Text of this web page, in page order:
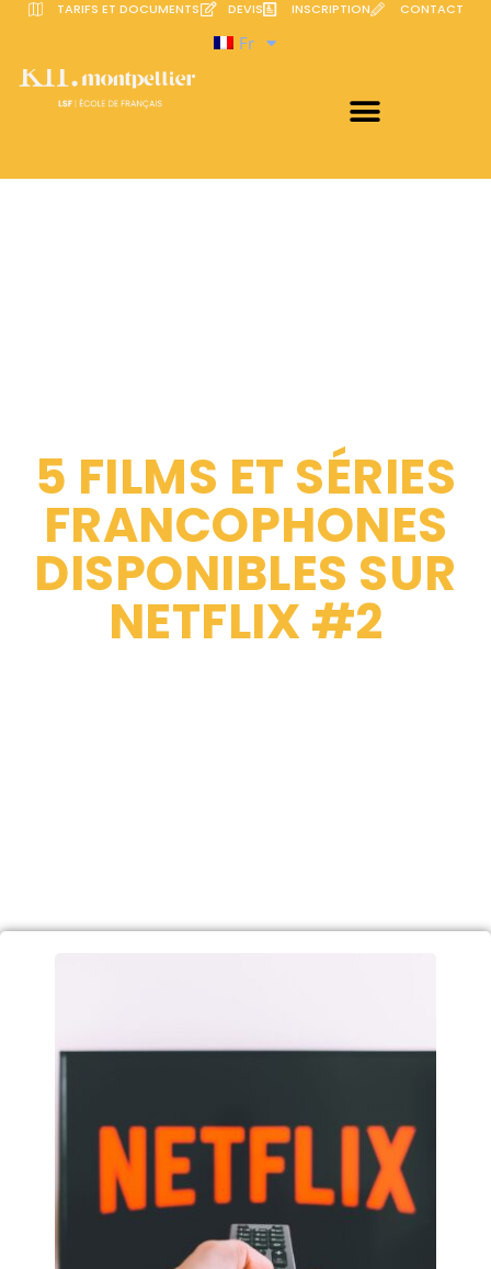
TARIFS ET DOCUMENTS DEVIS INSCRIPTION CONTACT
Fr
5 FILMS ET SÉRIES
FRANCOPHONES
DISPONIBLES SUR
NETFLIX #2